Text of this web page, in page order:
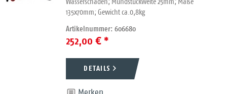
Wasserschäden; Mundstückweite 25mm; Maße
135x70mm; Gewicht ca.0,8kg
Artikelnummer: 606680
252,00 € *
DETAILS